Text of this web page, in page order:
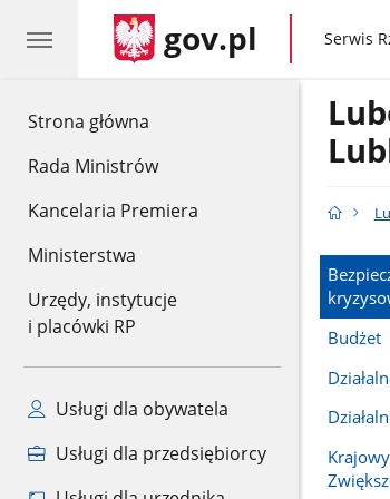
Strona główna
Rada Ministrów
Kancelaria Premiera
Ministerstwa
Urzędy, instytucje
i placówki RP
Usługi dla obywatela
Usługi dla przedsiębiorcy
gov.pl gov.pl
Serwis
Budżet